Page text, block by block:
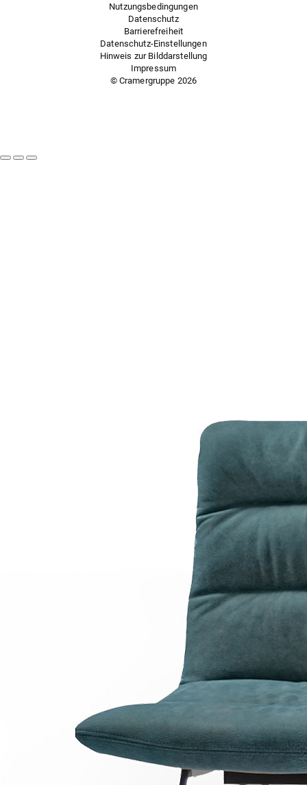
Nutzungsbedingungen
Datenschutz
Barrierefreiheit
Datenschutz-Einstellungen
Hinweis zur Bilddarstellung
Impressum
© Cramergruppe 2026